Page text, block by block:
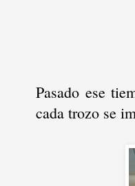
Pasado ese
cada trozo se